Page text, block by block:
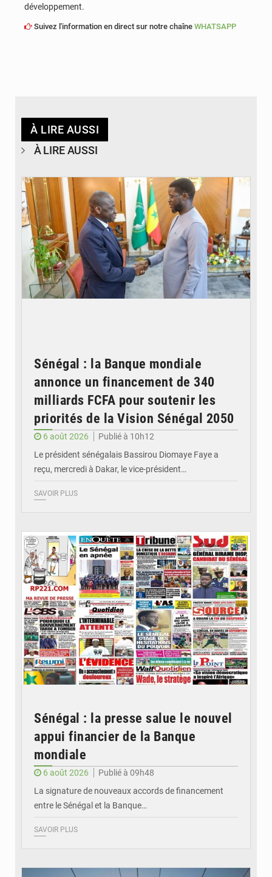
développement.
Suivez l'information en direct sur notre chaîne WHATSAPP
À LIRE AUSSI
À LIRE AUSSI
Sénégal : la Banque mondiale
annonce un financement de 340
milliards FCFA pour soutenir les
priorités de la Vision Sénégal 2050
6 août 2026
Publié à 10h12
Le président sénégalais Bassirou Diomaye Faye a
reçu, mercredi à Dakar, le vice-président…
SAVOIR PLUS
Sénégal : la presse salue le nouvel
appui financier de la Banque
mondiale
6 août 2026
Publié à 09h48
La signature de nouveaux accords de financement
entre le Sénégal et la Banque…
SAVOIR PLUS